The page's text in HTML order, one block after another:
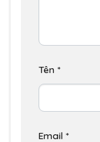
Tên *
Email *